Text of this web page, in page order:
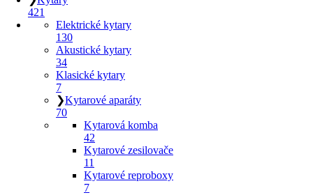
421
Elektrické kytary
130
Akustické kytary
34
Klasické kytary
7
❯Kytarové aparáty
70
Kytarová komba
42
Kytarové zesilovače
11
Kytarové reproboxy
7